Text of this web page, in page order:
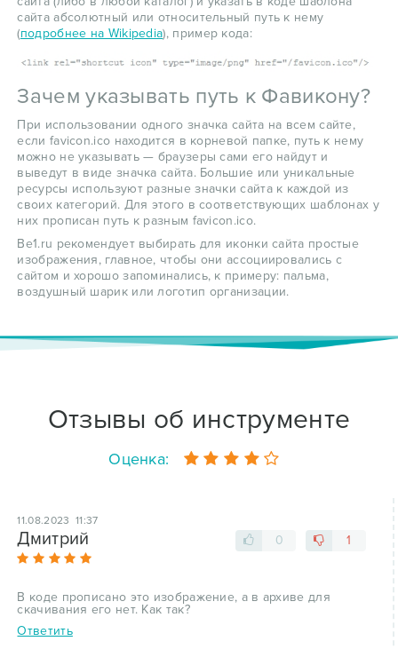
сайта абсолютный или относительный путь к нему
(подробнее на Wikipedia), пример кода:
Зачем указывать путь к Фавикону?
При использовании одного значка сайта на всем сайте,
если favicon.ico находится в корневой папке, путь к нему
можно не указывать — браузеры сами его найдут и
выведут в виде значка сайта. Большие или уникальные
ресурсы используют разные значки сайта к каждой из
своих категорий. Для этого в соответствующих шаблонах у
них прописан путь к разным favicon.ico.
Be1.ru рекомендует выбирать для иконки сайта простые
изображения, главное, чтобы они ассоциировались с
сайтом и хорошо запоминались, к примеру: пальма,
воздушный шарик или логотип организации.
Отзывы об инструменте
Оценка:
11.08.2023 11:37
0 1
Дмитрий
В коде прописано это изображение, а в архиве для
скачивания его нет. Как так?
Ответить